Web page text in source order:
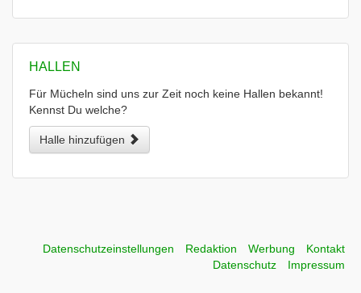
HALLEN
Für Mücheln sind uns zur Zeit noch keine Hallen bekannt!
Kennst Du welche?
Halle hinzufügen
Datenschutzeinstellungen Redaktion Werbung
Kontakt
Datenschutz
Impressum